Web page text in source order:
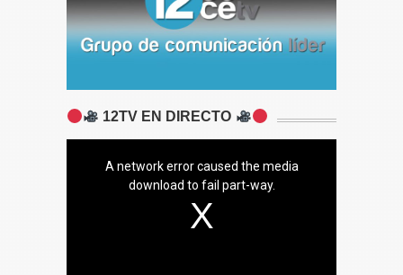
12TV EN DIRECTO
A network error caused the media
download to fail part-way.